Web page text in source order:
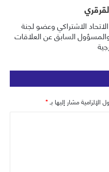
الاشتراكي وعضو لجنة
والمسؤول السابق عن العلاقات
الإلزامية مشار إليها بـ*